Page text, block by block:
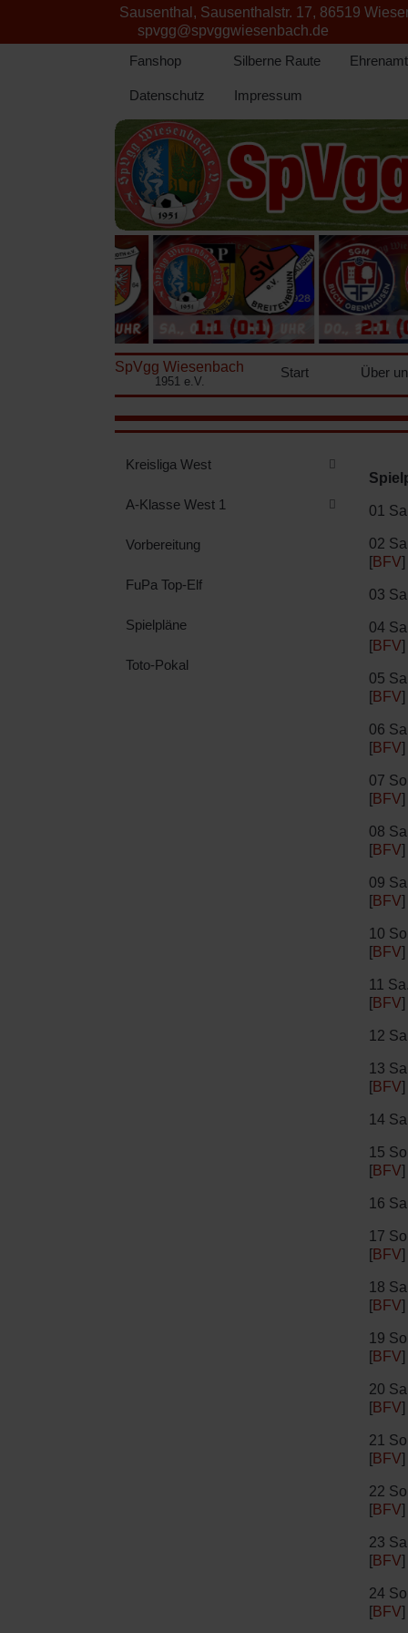
Sausenthal, Sausenthalstr. 17, 86519
spvgg@spvggwiesenbach.de
Fanshop
Silberne Raute Ehrenamt
Datenschutz Impressum
SpVgg Wiesenbach
1951 e.V.
Start Über
Kreisliga West
A-Klasse West 1
Vorbereitung
FuPa Top-Elf
Spielpläne
Toto-Pokal
01
02
[BFV]
03
04
[BFV]
05
[BFV]
06
[BFV]
07
[BFV]
08
[BFV]
09
[BFV]
10
[BFV]
11
[BFV]
12
13
[BFV]
14
15
[BFV]
16
17
[BFV]
18
[BFV]
19
[BFV]
20
[BFV]
21
[BFV]
22
[BFV]
23
[BFV]
24
[BFV]